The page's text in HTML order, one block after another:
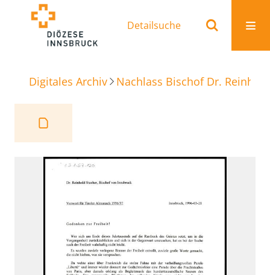
Detailsuche
Digitales Archiv Nachlass Bischof Dr.